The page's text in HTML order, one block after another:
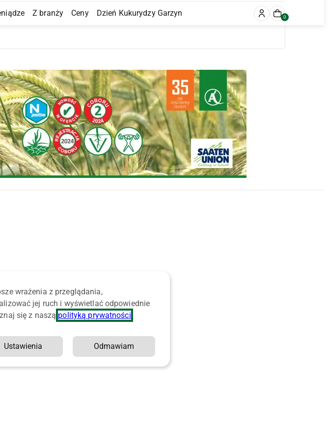
Z branży Ceny Dzień Kukurydzy Garzyn 0
wrażenia z przeglądania,
jej ruch i wyświetlać odpowiednie
się z naszą polityką prywatności
Ustawienia Odmawiam